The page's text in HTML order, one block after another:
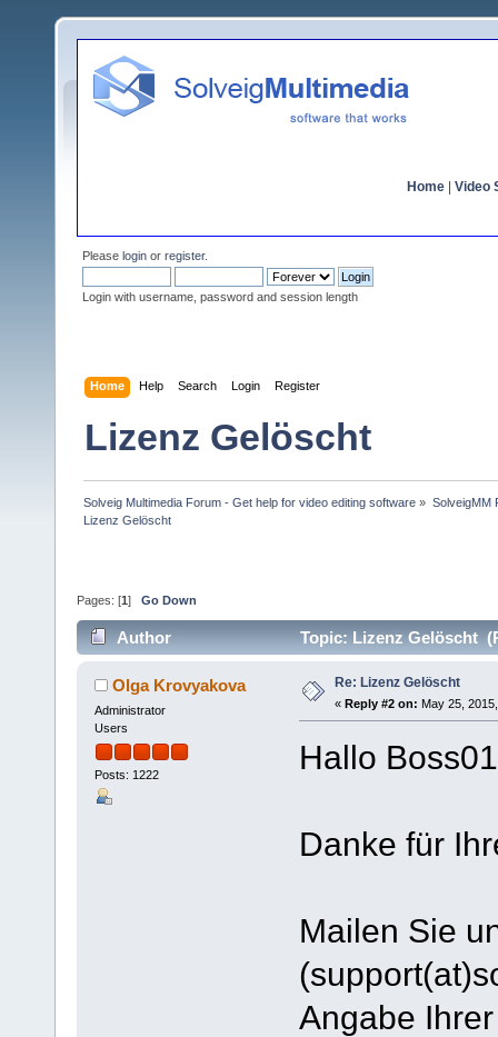
Home Video
Please login or register.
Login with username, password and session length
Home Help Search Login Register
Lizenz Gelöscht
Solveig Multimedia Forum - Get help for video editing software » SolveigMM
Lizenz Gelöscht
Pages: [1 ] Go Down
Author Topic: Lizenz Gelöscht
Olga Krovyakova
Administrator
Users
Posts: 1222
Re: Lizenz Gelöscht
« Reply #2 on: May 25,
Hallo
Danke für
Mailen Sie
Angabe